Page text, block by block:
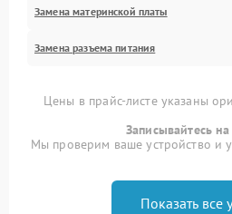
Замена материнской платы
Замена разъема питания
Цены в прайс-листе указаны
Записывайтесь
Мы проверим ваше устройство и
Показать все